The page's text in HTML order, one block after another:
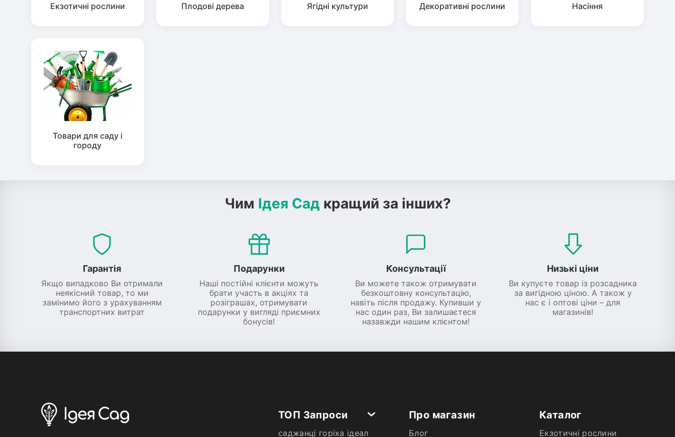
Екзотичні рослини Плодові дерева Ягідні культури Декоративні рослини Насіння
Товари для саду і
городу
Чим Ідея Сад кращий за інших?
Гарантія
Якщо випадково Ви отримали
неякісний товар, то ми
замінимо його з урахуванням
транспортних витрат
Подарунки
Наші постійні клієнти можуть
брати участь в акціях та
розіграшах, отримувати
подарунки у вигляді приємних
бонусів!
Консультації
Ви можете також отримувати
безкоштовну консультацію,
навіть після продажу. Купивши у
нас один раз, Ви залишаєтеся
назавжди нашим клієнтом!
Низькі ціни
Ви купуєте товар із розсадника
за вигідною ціною. А також у
нас є і оптові ціни – для
магазинів!
ТОП Запроси
саджанці горіха ідеал
Про магазин
Блог
Каталог
Екзотичні рослини